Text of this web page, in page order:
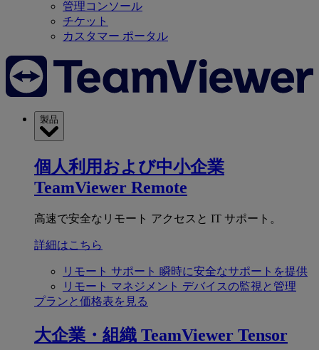
管理コンソール
チケット
カスタマー ポータル
製品
個人利用および中小企業
TeamViewer Remote
高速で安全なリモート アクセスと IT サポート。
詳細はこちら
リモート サポート 瞬時に安全なサポートを提供
リモート マネジメント デバイスの監視と管理
プランと価格表を見る
大企業・組織 TeamViewer Tensor